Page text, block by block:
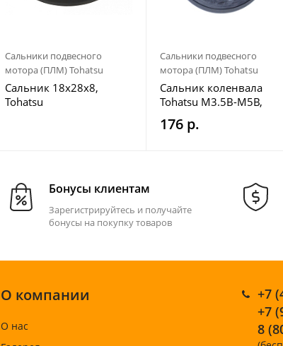
Сальники подвесного
мотора (ПЛМ) Tohatsu
Сальник 18х28х8,
Tohatsu
Сальники подвесного
мотора (ПЛМ) Tohatsu
Сальник коленвала
Tohatsu M3.5B-M5B,
нижний
176 р.
Бонусы клиентам
Зарегистрируйтесь и получайте
бонусы на покупку товаров
О компании
О нас
+7
+7
8